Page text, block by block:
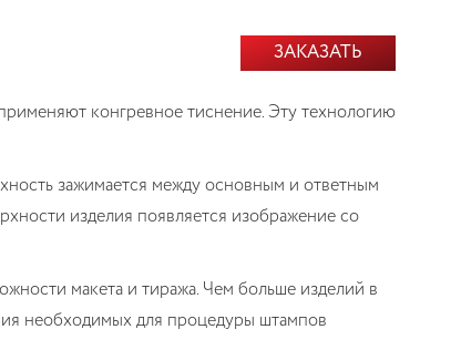
ЗАКАЗАТЬ
конгревное тиснение. Эту технологию
зажимается между основным и ответным
изделия появляется изображение со
макета и тиража. Чем больше изделий в
необходимых для процедуры штампов